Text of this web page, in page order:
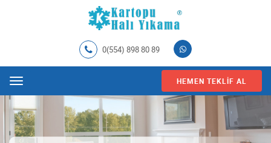
0(554) 898 80 89
Menu HEMEN TEKLIF AL